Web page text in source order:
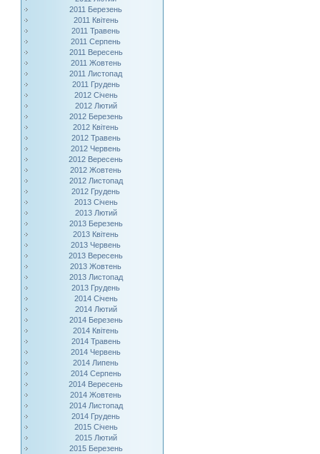
2011 Березень
2011 Квітень
2011 Травень
2011 Серпень
2011 Вересень
2011 Жовтень
2011 Листопад
2011 Грудень
2012 Січень
2012 Лютий
2012 Березень
2012 Квітень
2012 Травень
2012 Червень
2012 Вересень
2012 Жовтень
2012 Листопад
2012 Грудень
2013 Січень
2013 Лютий
2013 Березень
2013 Квітень
2013 Червень
2013 Вересень
2013 Жовтень
2013 Листопад
2013 Грудень
2014 Січень
2014 Лютий
2014 Березень
2014 Квітень
2014 Травень
2014 Червень
2014 Липень
2014 Серпень
2014 Вересень
2014 Жовтень
2014 Листопад
2014 Грудень
2015 Січень
2015 Лютий
2015 Березень